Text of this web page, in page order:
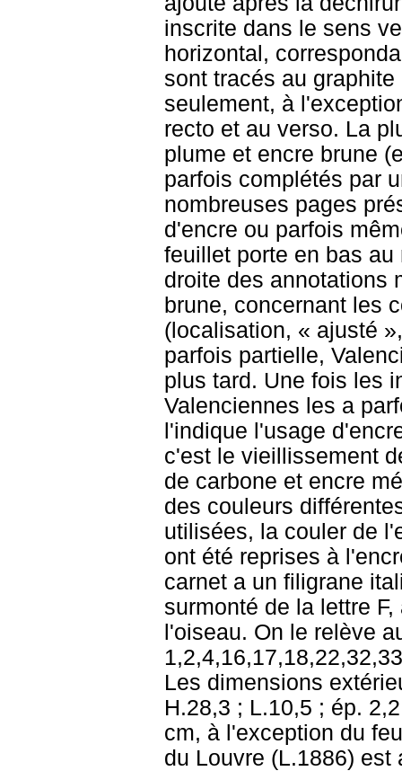
inscrite dans le sens
horizontal,
sont tracés au
seulement, à
recto et au verso. La
plume et encre brune
parfois complétés par
nombreuses pages
d'encre ou parfois
feuillet porte en bas
droite des annotations
brune, concernant les
(localisation, « ajusté
parfois partielle,
plus tard. Une fois les
Valenciennes les a
l'indique l'usage
c'est le vieillissement
de carbone et encre
des couleurs
utilisées, la couler de
ont été reprises à
carnet a un filigrane
surmonté de la lettre
l'oiseau. On le relève
Les dimensions
H.28,3 ; L.10,5 ; ép.
cm, à l'exception du
du Louvre (L.1886)